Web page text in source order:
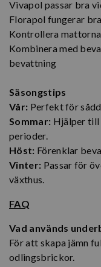
Vivapol passar bra
Florapol fungerar
Kontrollera
Kombinera med
bevattning
Säsongstips
Vår: Perfekt för
Sommar: Hjälper till
perioder.
Höst: Förenklar
Vinter: Passar för
växthus.
FAQ
Vad används
För att skapa jämn
odlingsbrickor.